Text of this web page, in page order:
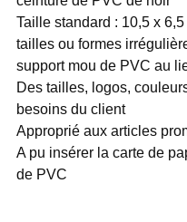
Taille standard : 10,5 x
tailles ou formes
support mou de PVC au
Des tailles, logos,
besoins du client
Approprié aux articles
A pu insérer la carte de
de PVC